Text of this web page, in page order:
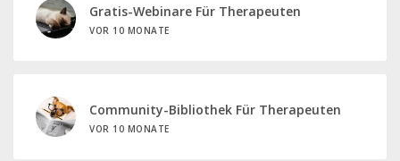
Gratis-Webinare Für Therapeuten
VOR 10 MONATE
Community-Bibliothek Für Therapeuten
VOR 10 MONATE